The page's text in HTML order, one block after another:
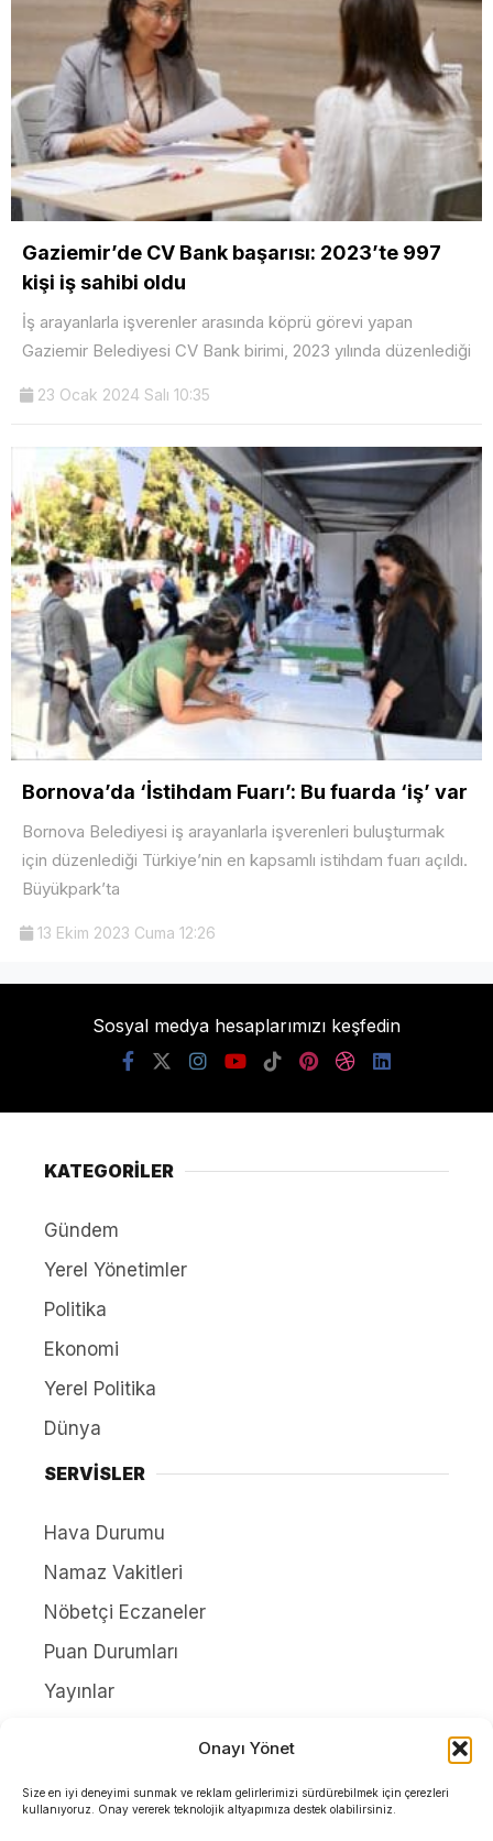
Onayı Yönet
Size en iyi deneyimi sunmak ve reklam gelirlerimizi sürdürebilmek için çerezleri
kullanıyoruz. Onay vererek teknolojik altyapımıza destek olabilirsiniz.
Gaziemir’de CV Bank başarısı: 2023’te 997
kişi iş sahibi oldu
İş arayanlarla işverenler arasında köprü görevi yapan
Gaziemir Belediyesi CV Bank birimi, 2023 yılında düzenlediği
23 Ocak 2024 Salı 10:35
Bornova’da ‘İstihdam Fuarı’: Bu fuarda ‘iş’ var
Bornova Belediyesi iş arayanlarla işverenleri buluşturmak
için düzenlediği Türkiye’nin en kapsamlı istihdam fuarı açıldı.
Büyükpark’ta
13 Ekim 2023 Cuma 12:26
Sosyal medya hesaplarımızı keşfedin
KATEGORİLER
Gündem
Yerel Yönetimler
Politika
Ekonomi
Yerel Politika
Dünya
SERVİSLER
Hava Durumu
Namaz Vakitleri
Nöbetçi Eczaneler
Puan Durumları
Yayınlar
İletişim